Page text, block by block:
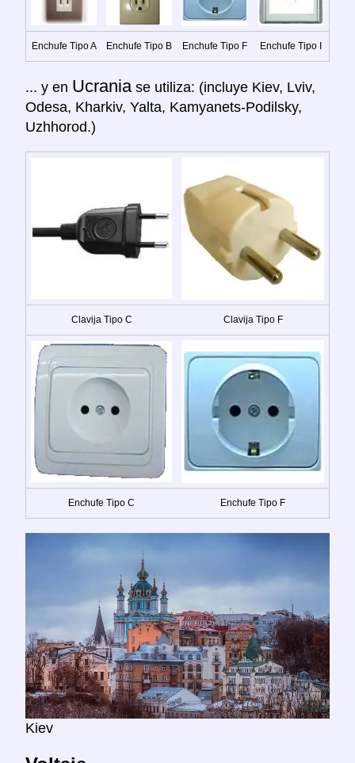
Enchufe Tipo A Enchufe Tipo B Enchufe Tipo F Enchufe Tipo I
... y en Ucrania se utiliza: (incluye Kiev, Lviv,
Odesa, Kharkiv, Yalta, Kamyanets-Podilsky,
Uzhhorod.)
Clavija Tipo C Clavija Tipo F
Enchufe Tipo C Enchufe Tipo F
Kiev